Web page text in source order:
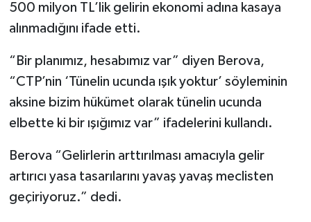
500 milyon TL’lik gelirin ekonomi adına kasaya
alınmadığını ifade etti.
“Bir planımız, hesabımız var” diyen Berova,
“CTP’nin ‘Tünelin ucunda ışık yoktur’ söyleminin
aksine bizim hükümet olarak tünelin ucunda
elbette ki bir ışığımız var” ifadelerini kullandı.
Berova “Gelirlerin arttırılması amacıyla gelir
artırıcı yasa tasarılarını yavaş yavaş meclisten
geçiriyoruz.” dedi.